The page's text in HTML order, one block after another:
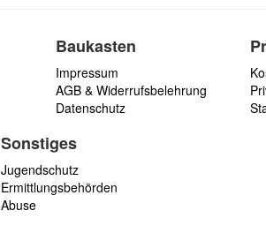
Baukasten
Impressum
AGB & Widerrufsbelehrung
Datenschutz
Sonstiges
Jugendschutz
Ermittlungsbehörden
Abuse